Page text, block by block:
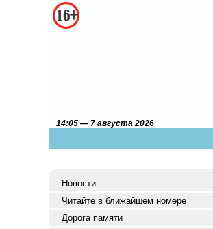
14:05 — 7 августа 2026
Новости
Читайте в ближайшем номере
Дорога памяти